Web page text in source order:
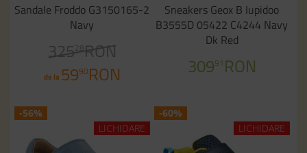
Sandale Froddo G3150165-2
Navy
32528RON
de la 5990RON
Sneakers Geox B Iupidoo
B3555D 05422 C4244 Navy
Dk Red
30991RON
-56%
LICHIDARE
-60%
LICHIDARE